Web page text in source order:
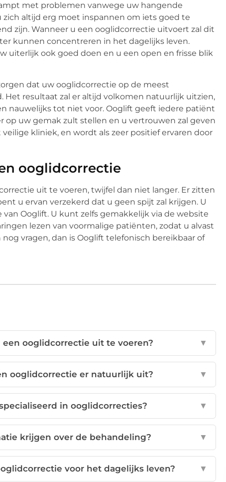
met problemen vanwege uw hangende
zich altijd erg moet inspannen om iets goed te
zijn. Wanneer u een ooglidcorrectie uitvoert zal dit
kunnen concentreren in het dagelijks leven.
uiterlijk ook goed doen en u een open en frisse blik
dat uw ooglidcorrectie op de meest
Het resultaat zal er altijd volkomen natuurlijk uitzien,
nauwelijks tot niet voor. Ooglift geeft iedere patiënt
op uw gemak zult stellen en u vertrouwen zal geven
kliniek, en wordt als zeer positief ervaren door
ooglidcorrectie
uit te voeren, twijfel dan niet langer. Er zitten
u ervan verzekerd dat u geen spijt zal krijgen. U
Ooglift. U kunt zelfs gemakkelijk via de website
lezen van voormalige patiënten, zodat u alvast
vragen, dan is Ooglift telefonisch bereikbaar of
ooglidcorrectie uit te voeren? ▼
ooglidcorrectie er natuurlijk uit? ▼
in ooglidcorrecties? ▼
krijgen over de behandeling? ▼
voor het dagelijks leven? ▼